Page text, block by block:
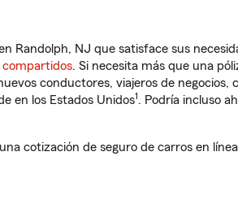
Randolph, NJ que satisface sus
compartidos. Si necesita más que una
conductores, viajeros de negocios,
en los Estados Unidos1. Podría incluso
cotización de seguro de carros en